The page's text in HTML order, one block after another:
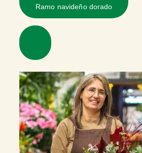
Ramo navideño dorado